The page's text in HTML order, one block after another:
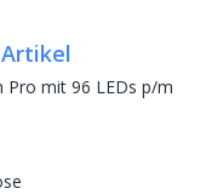
Pro mit 96 LEDs p/m